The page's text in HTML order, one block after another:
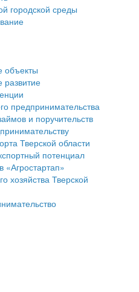
области
округа
ранее учтенных
субъектов малого и
субъектов малого и
городской среды
объекты
развитие
предпринимательства
и поручительств
Тверской области
потенциал
«Агростартап»
хозяйства Тверской